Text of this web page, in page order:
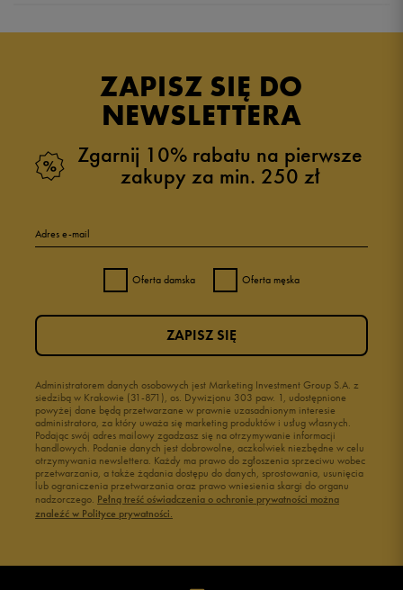
ZAPISZ SIĘ DO
NEWSLETTERA
Zgarnij 10% rabatu na pierwsze
zakupy za min. 250 zł
Adres e-mail
Oferta damska Oferta męska
Administratorem danych osobowych jest Marketing Investment Group S.A. z
siedzibą w Krakowie (31-871), os. Dywizjonu 303 paw. 1, udostępnione
powyżej dane będą przetwarzane w prawnie uzasadnionym interesie
administratora, za który uważa się marketing produktów i usług własnych.
Podając swój adres mailowy zgadzasz się na otrzymywanie informacji
handlowych. Podanie danych jest dobrowolne, aczkolwiek niezbędne w celu
otrzymywania newslettera. Każdy ma prawo do zgłoszenia sprzeciwu wobec
przetwarzania, a także żądania dostępu do danych, sprostowania, usunięcia
lub ograniczenia przetwarzania oraz prawo wniesienia skargi do organu
nadzorczego. Pełną treść oświadczenia o ochronie prywatności można
znaleźć w Polityce prywatności.
ZAPISZ SIĘ